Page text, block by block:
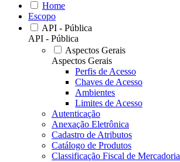
Home
Escopo
API - Pública
API - Pública
Aspectos Gerais
Aspectos Gerais
Perfis de Acesso
Chaves de Acesso
Ambientes
Limites de Acesso
Autenticação
Anexação Eletrônica
Cadastro de Atributos
Catálogo de Produtos
Classificação Fiscal de Mercadoria